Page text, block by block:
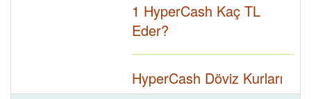
1 HyperCash Kaç TL
Eder?
HyperCash Döviz Kurları